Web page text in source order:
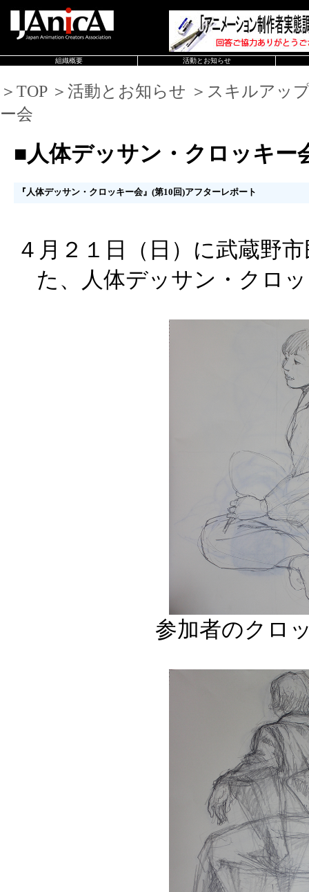
組織概要 活動とお知らせ
＞TOP ＞活動とお知らせ ＞スキルアッ
ー会
■人体デッサン・クロッキー
『人体デッサン・クロッキー会』(第10回)アフターレポート
４月２１日（日）に武蔵野
た、人体デッサン・クロ
参加者のクロ